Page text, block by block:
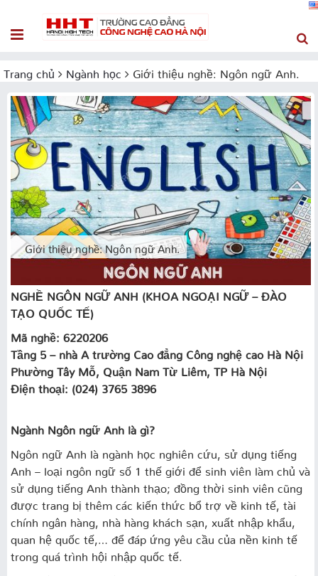
Trang chủ Ngành học Giới thiệu nghề: Ngôn ngữ Anh.
Giới thiệu nghề: Ngôn ngữ Anh.
NGHỀ NGÔN NGỮ ANH (KHOA NGOẠI NGỮ – ĐÀO
TẠO QUỐC TẾ)
Mã nghề: 6220206
Tầng 5 – nhà A trường Cao đẳng Công nghệ cao Hà Nội
Phường Tây Mỗ, Quận Nam Từ Liêm, TP Hà Nội
Điện thoại: (024) 3765 3896
Ngành Ngôn ngữ Anh là gì?
Ngôn ngữ Anh là ngành học nghiên cứu, sử dụng tiếng
Anh – loại ngôn ngữ số 1 thế giới để sinh viên làm chủ và
sử dụng tiếng Anh thành thạo; đồng thời sinh viên cũng
được trang bị thêm các kiến thức bổ trợ về kinh tế, tài
chính ngân hàng, nhà hàng khách sạn, xuất nhập khẩu,
quan hệ quốc tế,… để đáp ứng yêu cầu của nền kinh tế
trong quá trình hội nhập quốc tế.